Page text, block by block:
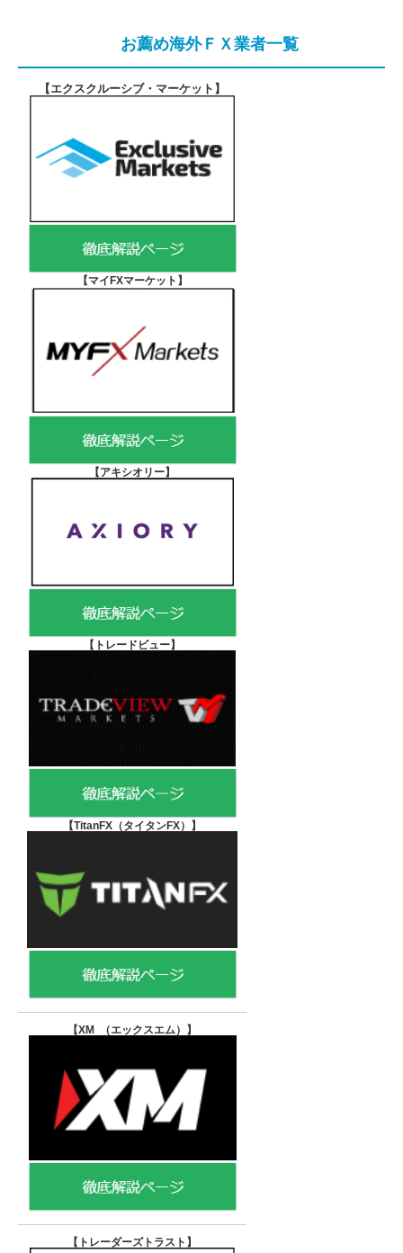
お薦め海外ＦＸ業者一覧
【エクスクルーシブ・マーケット 】
【マイFXマーケット 】
【アキシオリー】
【 トレードビュー】
【TitanFX（タイタンFX） 】
【XM （エックスエム） 】
【トレーダーズトラスト 】